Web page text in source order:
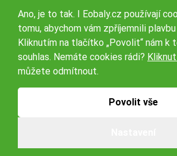
Naše pobočky:
Obchodní podmínky
Ano, je to tak. I Eobaly.cz používají
tomu, abychom vám zpříjemnili
Kliknutím na tlačítko „Povolit“ nám k
souhlas. Nemáte cookies rádi?
můžete odmítnout.
Povolit vše